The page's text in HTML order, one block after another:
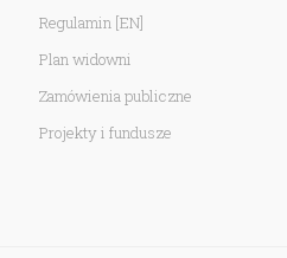
Regulamin [EN]
Plan widowni
Zamówienia publiczne
Projekty i fundusze